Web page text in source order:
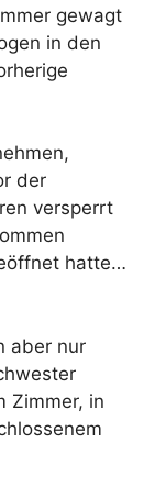
gewagt
in den
der
versperrt
hatte…
aber nur
Zimmer, in